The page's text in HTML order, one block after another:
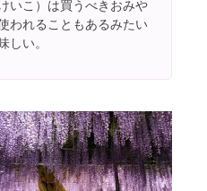
いこ）は買うべきおみや
われることもあるみたい
しい。